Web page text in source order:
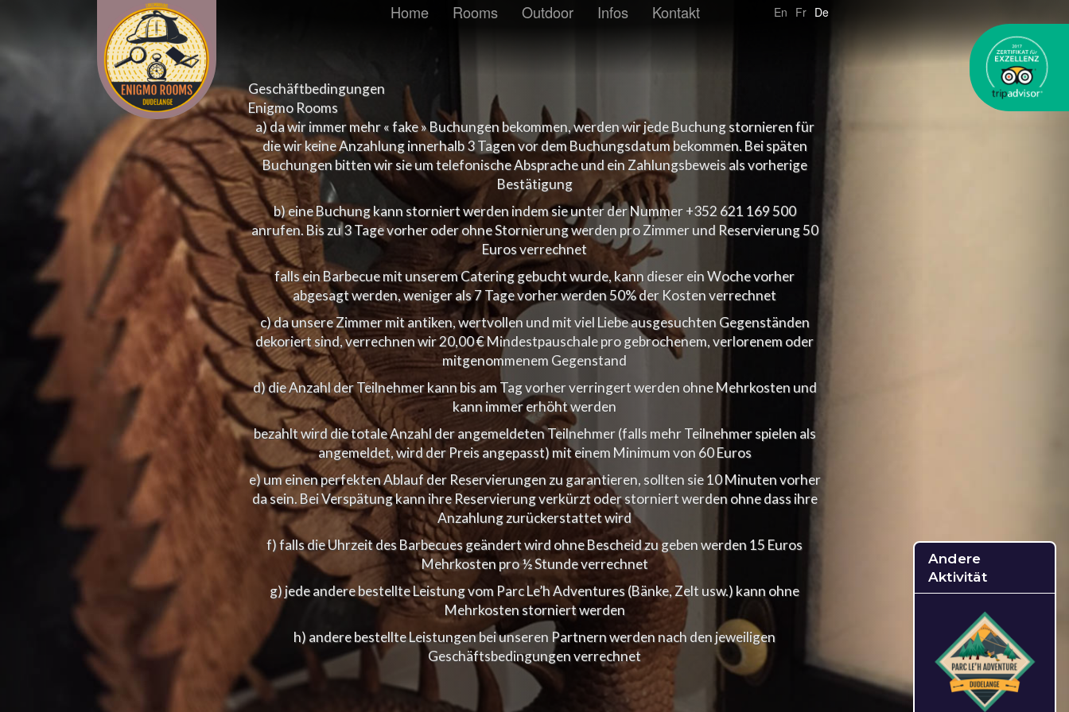
Andere
Aktivität
Home Rooms Outdoor Infos Kontakt En Fr De
Geschäftbedingungen
Enigmo Rooms
a) da wir immer mehr « fake » Buchungen bekommen, werden wir jede Buchung stornieren für
die wir keine Anzahlung innerhalb 3 Tagen vor dem Buchungsdatum bekommen. Bei späten
Buchungen bitten wir sie um telefonische Absprache und ein Zahlungsbeweis als vorherige
Bestätigung
b) eine Buchung kann storniert werden indem sie unter der Nummer +352 621 169 500
anrufen. Bis zu 3 Tage vorher oder ohne Stornierung werden pro Zimmer und Reservierung 50
Euros verrechnet
falls ein Barbecue mit unserem Catering gebucht wurde, kann dieser ein Woche vorher
abgesagt werden, weniger als 7 Tage vorher werden 50% der Kosten verrechnet
c) da unsere Zimmer mit antiken, wertvollen und mit viel Liebe ausgesuchten Gegenständen
dekoriert sind, verrechnen wir 20,00 € Mindestpauschale pro gebrochenem, verlorenem oder
mitgenommenem Gegenstand
d) die Anzahl der Teilnehmer kann bis am Tag vorher verringert werden ohne Mehrkosten und
kann immer erhöht werden
bezahlt wird die totale Anzahl der angemeldeten Teilnehmer (falls mehr Teilnehmer spielen als
angemeldet, wird der Preis angepasst) mit einem Minimum von 60 Euros
e) um einen perfekten Ablauf der Reservierungen zu garantieren, sollten sie 10 Minuten vorher
da sein. Bei Verspätung kann ihre Reservierung verkürzt oder storniert werden ohne dass ihre
Anzahlung zurückerstattet wird
f) falls die Uhrzeit des Barbecues geändert wird ohne Bescheid zu geben werden 15 Euros
Mehrkosten pro ½ Stunde verrechnet
g) jede andere bestellte Leistung vom Parc Le’h Adventures (Bänke, Zelt usw.) kann ohne
Mehrkosten storniert werden
h) andere bestellte Leistungen bei unseren Partnern werden nach den jeweiligen
Geschäftsbedingungen verrechnet